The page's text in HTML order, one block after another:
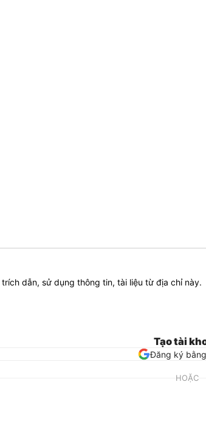
trích dẫn, sử dụng thông tin, tài liệu từ địa chỉ này.
Tạo tài
Đăng ký
HOẶC